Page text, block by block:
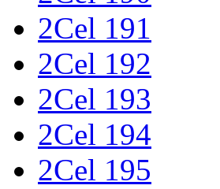
2Cel 191
2Cel 192
2Cel 193
2Cel 194
2Cel 195